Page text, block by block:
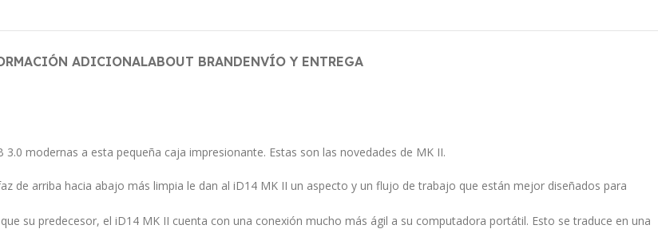
ADICIONALABOUT BRANDENVÍO Y ENTREGA
modernas a esta pequeña caja impresionante. Estas son las novedades de MK II.
de arriba hacia abajo más limpia le dan al iD14 MK II un aspecto y un flujo de trabajo que están mejor diseñados para
su predecesor, el iD14 MK II cuenta con una conexión mucho más ágil a su computadora portátil. Esto se traduce en una